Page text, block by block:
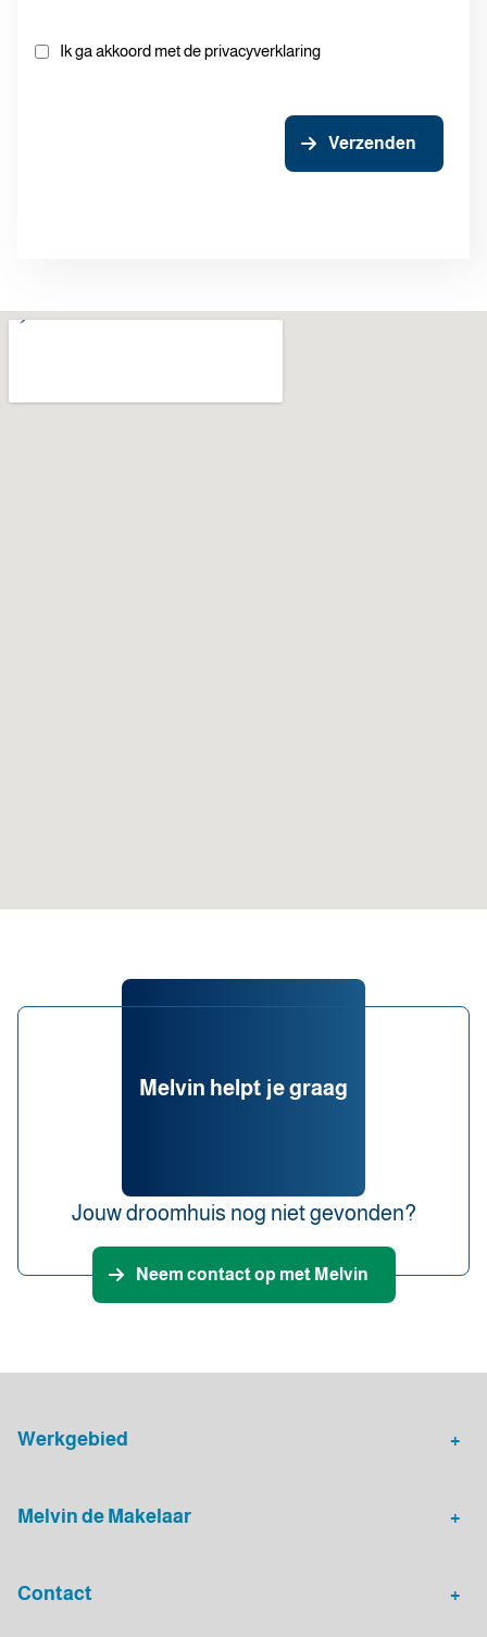
Ik ga akkoord met de privacyverklaring
Verzenden
Melvin helpt je graag
Jouw droomhuis nog niet gevonden?
Neem contact op met Melvin
Werkgebied
Melvin de Makelaar
Contact